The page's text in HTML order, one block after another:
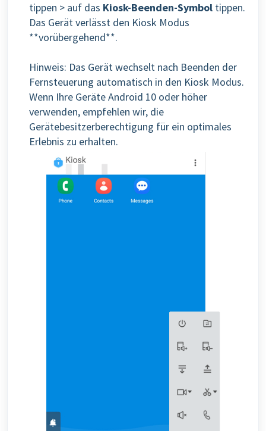
tippen > auf das Kiosk-Beenden-Symbol tippen.
Das Gerät verlässt den Kiosk Modus
**vorübergehend**.
Hinweis: Das Gerät wechselt nach Beenden der
Fernsteuerung automatisch in den Kiosk Modus.
Wenn Ihre Geräte Android 10 oder höher
verwenden, empfehlen wir, die
Gerätebesitzerberechtigung für ein optimales
Erlebnis zu erhalten.